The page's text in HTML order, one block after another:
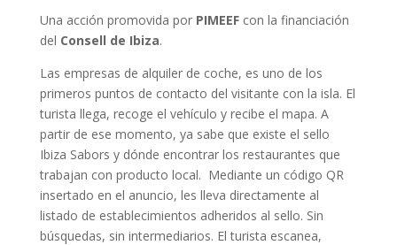
Una acción promovida por PIMEEFcon la financiación
del Consell de Ibiza.
Las empresas de alquiler de coche, es uno de los
primeros puntos de contacto del visitante con la isla. El
turista llega, recoge el vehículo y recibe el mapa. A
partir de ese momento, ya sabe que existe el sello
Ibiza Sabors y dónde encontrar los restaurantes que
trabajan con producto local. Mediante un código QR
insertado en el anuncio, les lleva directamente al
listado de establecimientos adheridos al sello. Sin
búsquedas, sin intermediarios. El turista escanea,